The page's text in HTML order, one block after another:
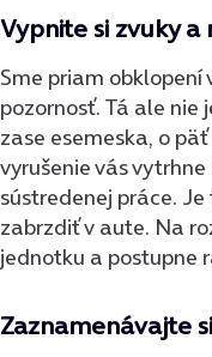
Vypnite si zvuky
Sme priam obklopení
pozornosť. Tá ale nie
zase esemeska, o
vyrušenie vás
sústredenej práce.
zabrzdiť v aute. Na
jednotku a postupne
Zaznamenávajte